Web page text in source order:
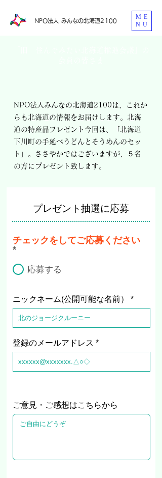
​NPO法人 みんなの北海道2100
ME
NU
​NPO法人みんなの北海道2100は、これか
らも北海道の情報をお届けします。北海
道の特産品プレゼント今回は、「北海道
下川町の手延べうどんとそうめんのセッ
ト」。ささやかではございますが、５名
の方にプレゼント致します。
プレゼント抽選に応募
チェックをしてご応募ください
*
応募する
ニックネーム(公開可能な名前）
登録のメールアドレス
ご意見・ご感想はこちらから